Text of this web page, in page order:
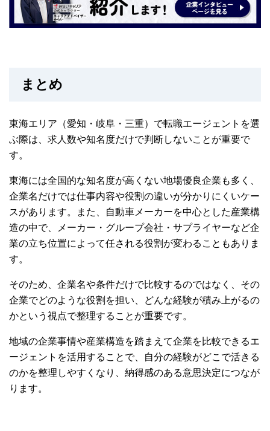
まとめ
東海エリア （愛知・岐阜・三重） で転職エージェントを選
ぶ際は、求人数や知名度だけで判断しないことが重要で
す。
東海には全国的な知名度が高くない地場優良企業も多く、
企業名だけでは仕事内容や役割の違いが分かりにくいケー
スがあります。また、自動車メーカーを中心とした産業構
造の中で、メーカー・グループ会社・サプライヤーなど企
業の立ち位置によって任される役割が変わることもありま
す。
そのため、企業名や条件だけで比較するのではなく、その
企業でどのような役割を担い、どんな経験が積み上がるの
かという視点で整理することが重要です。
地域の企業事情や産業構造を踏まえて企業を比較できるエ
ージェントを活用することで、自分の経験がどこで活きる
のかを整理しやすくなり、納得感のある意思決定につなが
ります。